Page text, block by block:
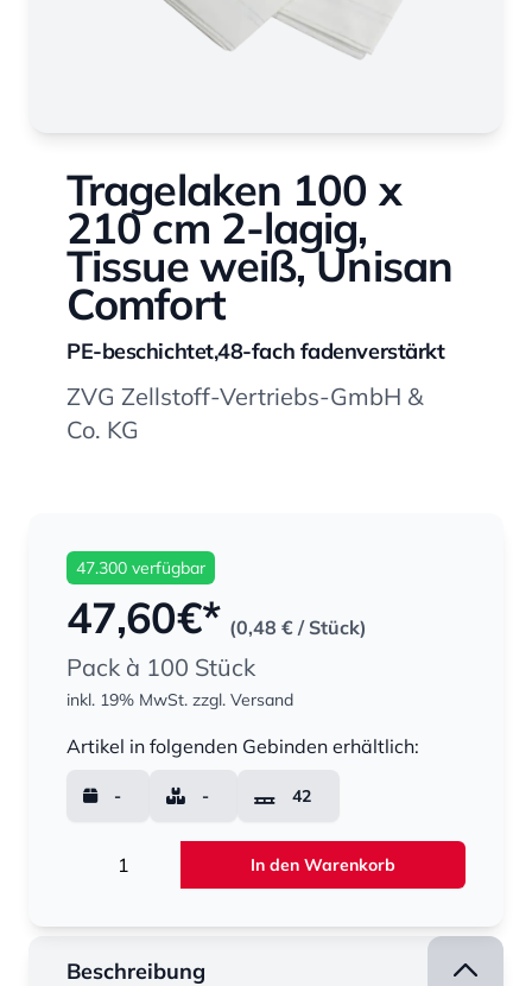
Tragelaken 100 x
210 cm 2-lagig,
Tissue weiß, Unisan
Comfort
PE-beschichtet,48-fach fadenverstärkt
ZVG Zellstoff-Vertriebs-GmbH &
Co. KG
47.300 verfügbar
47,60€* (0,48 € / Stück)
Pack à 100 Stück
inkl. 19% MwSt. zzgl. Versand
Artikel in folgenden Gebinden erhältlich:
- - 42
In den Warenkorb
Beschreibung